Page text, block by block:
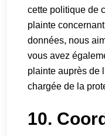
cette politique de
plainte
données, nous
vous avez
plainte auprès de
chargée de la
10.